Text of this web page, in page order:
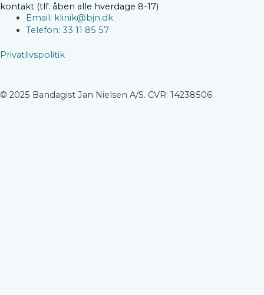
kontakt (tlf. åben alle hverdage 8-17)
Email: klinik@bjn.dk
Telefon: 33 11 85 57
Privatlivspolitik
© 2025 Bandagist Jan Nielsen A/S. CVR: 14238506